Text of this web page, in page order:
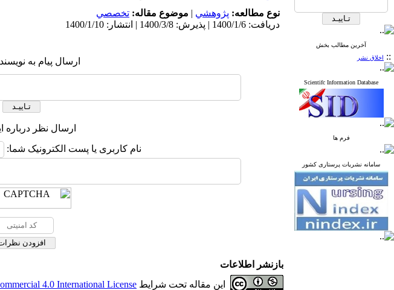
آخرین مطالب بخش
:: اخلاق نشر
Scientifc Information Database
فرم ها
سامانه نشریات پرستاری کشور
نوع مطالعه: پژوهشي | موضوع مقاله: تخصصي
دریافت: 1400/1/6 | پذیرش: 1400/3/8 | انتشار: 1400/1/10
ارسال پیام به
ارسال نظر درباره
نام کاربری یا پست الکترونیک شما:
بازنشر اطلاعات
این مقاله تحت شرایط 4.0 International License